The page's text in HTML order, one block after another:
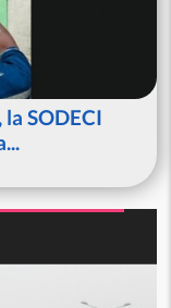
SODECI